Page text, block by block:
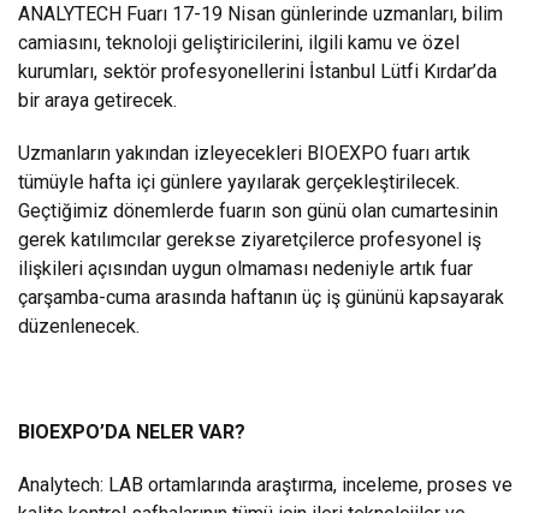
ANALYTECH Fuarı 17-19 Nisan günlerinde uzmanları, bilim
camiasını, teknoloji geliştiricilerini, ilgili kamu ve özel
kurumları, sektör profesyonellerini İstanbul Lütfi Kırdar’da
bir araya getirecek.
Uzmanların yakından izleyecekleri BIOEXPO fuarı artık
tümüyle hafta içi günlere yayılarak gerçekleştirilecek.
Geçtiğimiz dönemlerde fuarın son günü olan cumartesinin
gerek katılımcılar gerekse ziyaretçilerce profesyonel iş
ilişkileri açısından uygun olmaması nedeniyle artık fuar
çarşamba-cuma arasında haftanın üç iş gününü kapsayarak
düzenlenecek.
BIOEXPO’DA NELER VAR?
Analytech: LAB ortamlarında araştırma, inceleme, proses ve